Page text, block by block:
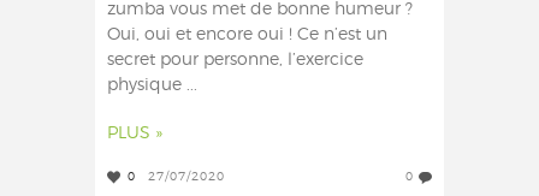
zumba vous met de bonne humeur ?
Oui, oui et encore oui ! Ce n’est un
secret pour personne, l’exercice
physique ...
PLUS »
0 27/07/2020 0